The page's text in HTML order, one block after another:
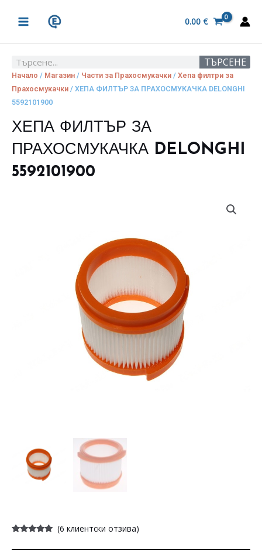
MENU
0.00 €
Search ТЪРСЕНЕ
Начало / Магазин / Части за Прахосмукачки / Хепа филтри за
Прахосмукачки / ХЕПА ФИЛТЪР ЗА ПРАХОСМУКАЧКА DELONGHI
5592101900
ХЕПА ФИЛТЪР ЗА
ПРАХОСМУКАЧКА DELONGHI
5592101900
4.83от 5,
(6 клиентски отзива)